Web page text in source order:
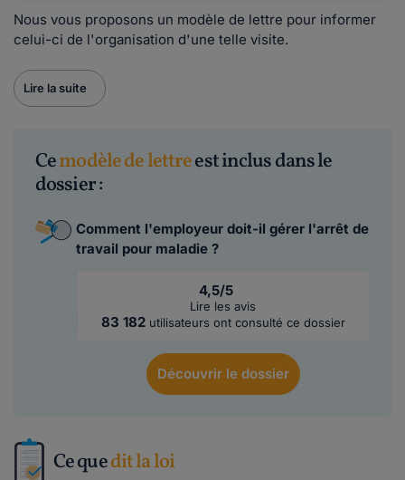
Nous vous proposons un modèle de lettre pour informer
celui-ci de l'organisation d'une telle visite.
Lire la suite
Cemodèle de lettreest inclus dans le
dossier :
Comment l'employeur doit-il gérer l'arrêt de
travail pour maladie ?
4,5/5
Lire les avis
83 182 utilisateurs ont consulté ce dossier
Découvrirle dossier
Ce quedit la loi